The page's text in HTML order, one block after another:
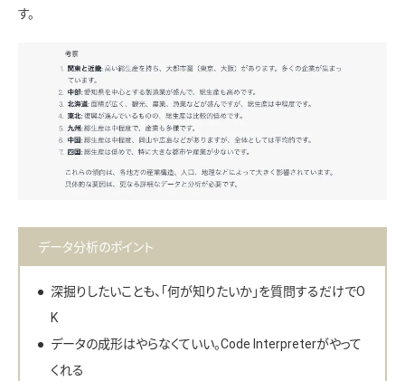
す。
データ分析のポイント
深掘りしたいことも、「何が知りたいか」を質問するだけでO
K
データの成形はやらなくていい。Code Interpreterがやって
くれる